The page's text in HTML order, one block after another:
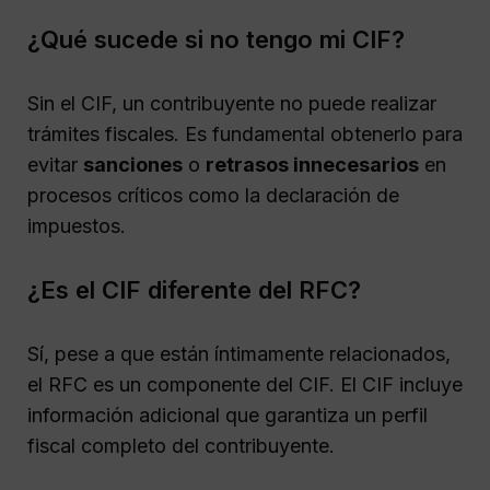
¿Qué sucede si no tengo mi CIF?
Sin el CIF, un contribuyente no puede realizar
trámites fiscales. Es fundamental obtenerlo para
evitar sanciones o retrasos innecesarios en
procesos críticos como la declaración de
impuestos.
¿Es el CIF diferente del RFC?
Sí, pese a que están íntimamente relacionados,
el RFC es un componente del CIF. El CIF incluye
información adicional que garantiza un perfil
fiscal completo del contribuyente.